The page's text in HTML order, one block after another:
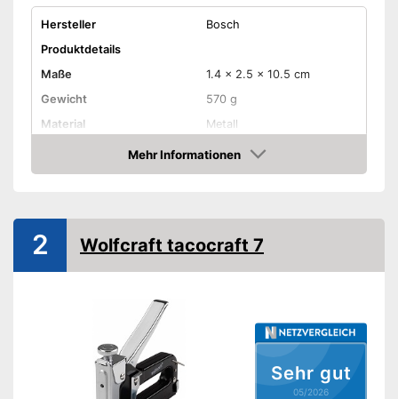
Hersteller
Bosch
Produktdetails
Maße
1.4 x 2.5 x 10.5 cm
Gewicht
570 g
Material
Metall
53
Amazon Lieferzeit
siehe Anbieter
Mehr Informationen
Amazon
Sehr gut
05/2026
2 Wolfcraft tacocraft 7